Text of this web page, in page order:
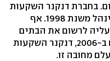
בחברת דנקנר השקעות
מדובר בחוזה פיתוח עם המינהל משנת 1998. אף
לרשום את הבתים
המשותפים בלשכת הרישום ב-2006, דנקנר השקעות
מחובה זו.